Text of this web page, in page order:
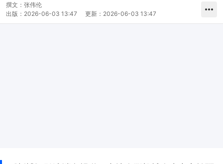
撰文： 张伟伦
出版： 2026-06-03 13:47 更新： 2026-06-03 13:47